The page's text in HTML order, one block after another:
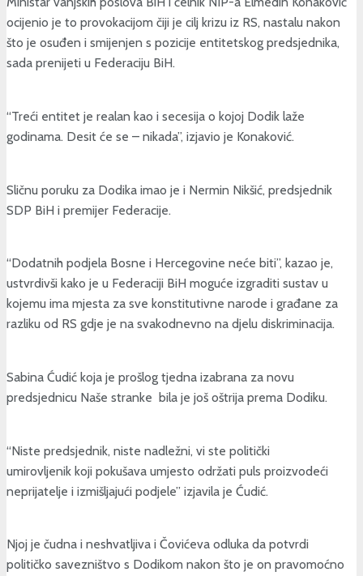
ocijenio je to provokacijom čiji je cilj krizu iz RS, nastalu nakon
što je osuđen i smijenjen s pozicije entitetskog predsjednika,
sada prenijeti u Federaciju BiH.
“Treći entitet je realan kao i secesija o kojoj Dodik laže
godinama. Desit će se – nikada”, izjavio je Konaković.
Sličnu poruku za Dodika imao je i Nermin Nikšić, predsjednik
SDP BiH i premijer Federacije.
“Dodatnih podjela Bosne i Hercegovine neće biti”, kazao je,
ustvrdivši kako je u Federaciji BiH moguće izgraditi sustav u
kojemu ima mjesta za sve konstitutivne narode i građane za
razliku od RS gdje je na svakodnevno na djelu diskriminacija.
Sabina Ćudić koja je prošlog tjedna izabrana za novu
predsjednicu Naše stranke bila je još oštrija prema Dodiku.
“Niste predsjednik, niste nadležni, vi ste politički
umirovljenik koji pokušava umjesto održati puls proizvodeći
neprijatelje i izmišljajući podjele” izjavila je Ćudić.
Njoj je čudna i neshvatljiva i Čovićeva odluka da potvrdi
političko savezništvo s Dodikom nakon što je on pravomoćno